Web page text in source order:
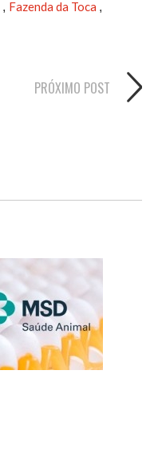
, Fazenda da Toca ,
PRÓXIMO POST